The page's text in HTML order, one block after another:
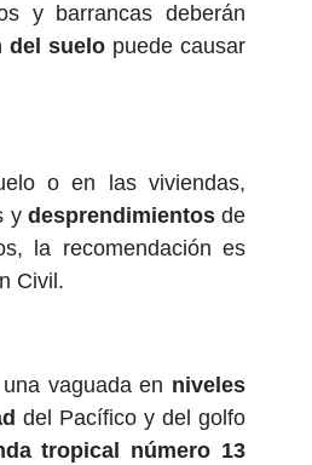
y barrancas deberán
del suelo puede causar
o en las viviendas,
y desprendimientosde
la recomendación es
Civil.
vaguada en niveles
del Pacífico y del golfo
tropical número 13